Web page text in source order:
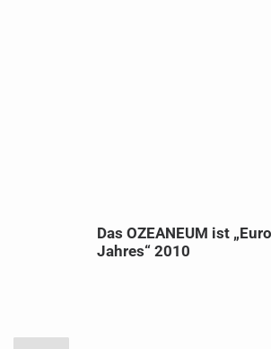
Das OZEANEUM ist
Jahres“ 2010